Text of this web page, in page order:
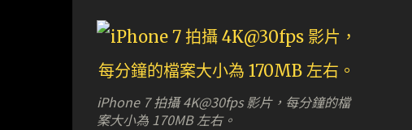
iPhone 7 拍攝 4K@30fps 影片，每分鐘的檔
案大小為 170MB 左右。